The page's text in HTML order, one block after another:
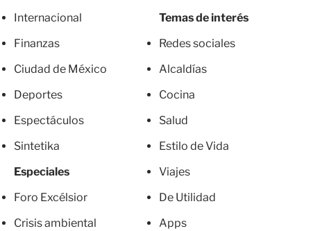
Internacional
Finanzas
Ciudad de México
Deportes
Espectáculos
Sintetika
Especiales
Foro Excélsior
Crisis ambiental
Temas de interés
Redes sociales
Alcaldías
Cocina
Salud
Estilo de Vida
Viajes
De Utilidad
Apps